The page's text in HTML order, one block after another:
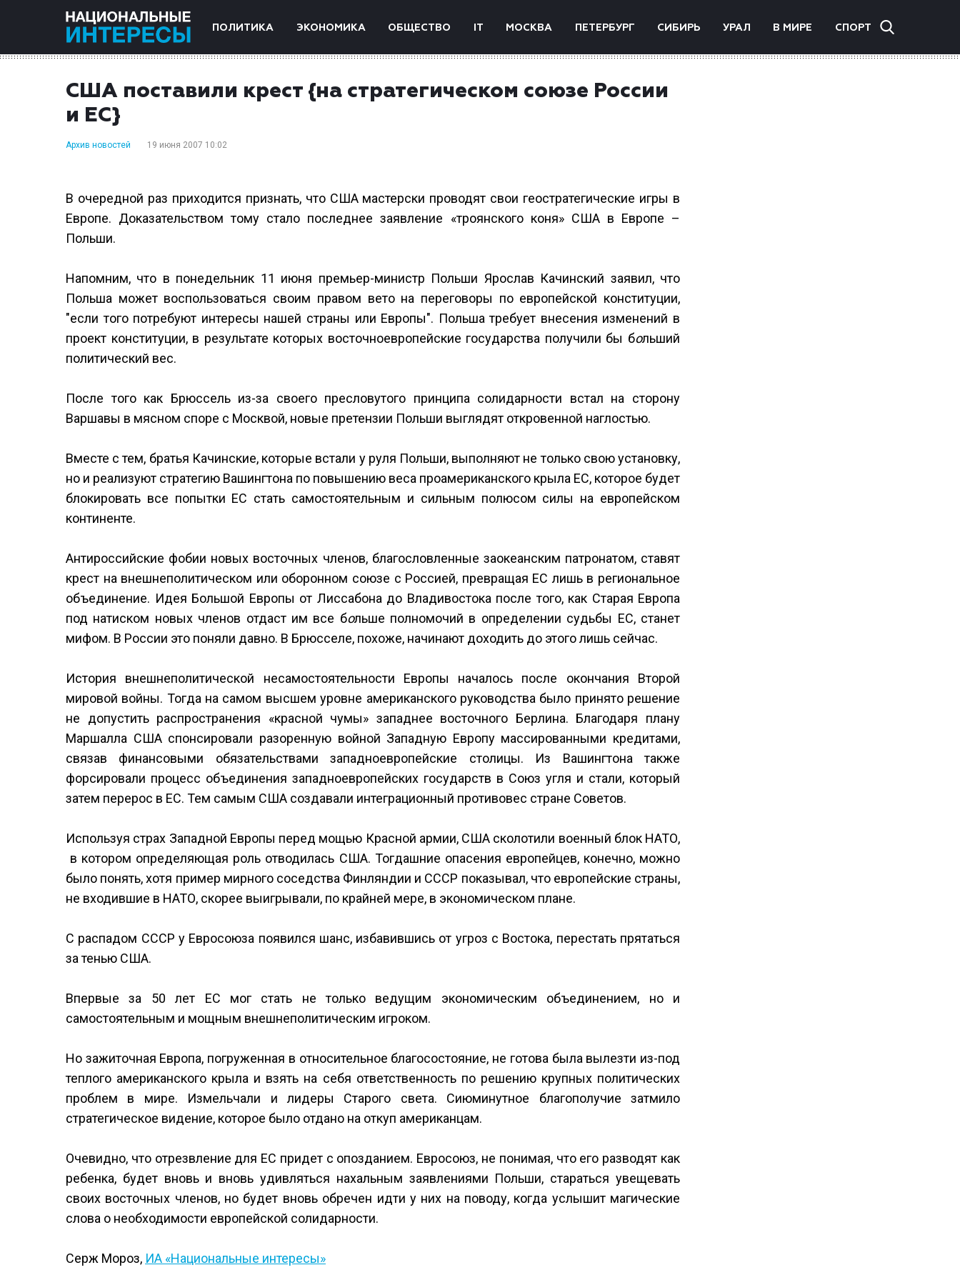
ПОЛИТИКА ЭКОНОМИКА ОБЩЕСТВО IT МОСКВА ПЕТЕРБУРГ СИБИРЬ УРАЛ В МИРЕ СПОРТ
США поставили крест {на стратегическом союзе России
и ЕС}
Архив новостей 19 июня 2007 10:02
В очередной раз приходится признать, что США мастерски проводят свои геостратегические игры в
Европе. Доказательством тому стало последнее заявление «троянского коня» США в Европе –
Польши.
Напомним, что в понедельник 11 июня премьер-министр Польши Ярослав Качинский заявил, что
Польша может воспользоваться своим правом вето на переговоры по европейской конституции,
"если того потребуют интересы нашей страны или Европы". Польша требует внесения изменений в
проект конституции, в результате которых восточноевропейские государства получили бы больший
политический вес.
После того как Брюссель из-за своего пресловутого принципа солидарности встал на сторону
Варшавы в мясном споре с Москвой, новые претензии Польши выглядят откровенной наглостью.
Вместе с тем, братья Качинские, которые встали у руля Польши, выполняют не только свою установку,
но и реализуют стратегию Вашингтона по повышению веса проамериканского крыла ЕС, которое будет
блокировать все попытки ЕС стать самостоятельным и сильным полюсом силы на европейском
континенте.
Антироссийские фобии новых восточных членов, благословленные заокеанским патронатом, ставят
крест на внешнеполитическом или оборонном союзе с Россией, превращая ЕС лишь в региональное
объединение. Идея Большой Европы от Лиссабона до Владивостока после того, как Старая Европа
под натиском новых членов отдаст им все больше полномочий в определении судьбы ЕС, станет
мифом. В России это поняли давно. В Брюсселе, похоже, начинают доходить до этого лишь сейчас.
История внешнеполитической несамостоятельности Европы началось после окончания Второй
мировой войны. Тогда на самом высшем уровне американского руководства было принято решение
не допустить распространения «красной чумы» западнее восточного Берлина. Благодаря плану
Маршалла США спонсировали разоренную войной Западную Европу массированными кредитами,
связав финансовыми обязательствами западноевропейские столицы. Из Вашингтона также
форсировали процесс объединения западноевропейских государств в Союз угля и стали, который
затем перерос в ЕС. Тем самым США создавали интеграционный противовес стране Советов.
Используя страх Западной Европы перед мощью Красной армии, США сколотили военный блок НАТО,
в котором определяющая роль отводилась США. Тогдашние опасения европейцев, конечно, можно
было понять, хотя пример мирного соседства Финляндии и СССР показывал, что европейские страны,
не входившие в НАТО, скорее выигрывали, по крайней мере, в экономическом плане.
С распадом СССР у Евросоюза появился шанс, избавившись от угроз с Востока, перестать прятаться
за тенью США.
Впервые за 50 лет ЕС мог стать не только ведущим экономическим объединением, но и
самостоятельным и мощным внешнеполитическим игроком.
Но зажиточная Европа, погруженная в относительное благосостояние, не готова была вылезти из-под
теплого американского крыла и взять на себя ответственность по решению крупных политических
проблем в мире. Измельчали и лидеры Старого света. Сиюминутное благополучие затмило
стратегическое видение, которое было отдано на откуп американцам.
Очевидно, что отрезвление для ЕС придет с опозданием. Евросоюз, не понимая, что его разводят как
ребенка, будет вновь и вновь удивляться нахальным заявлениями Польши, стараться увещевать
своих восточных членов, но будет вновь обречен идти у них на поводу, когда услышит магические
слова о необходимости европейской солидарности.
Серж Мороз, ИА «Национальные интересы»